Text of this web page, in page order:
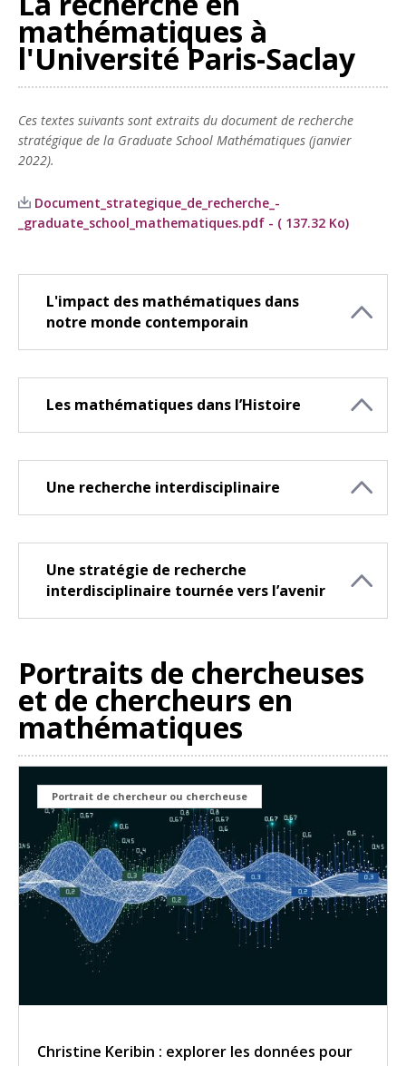
mathématiques à
l'Université Paris-Saclay
Ces textes suivants sont extraits du document de recherche
stratégique de la Graduate School Mathématiques (janvier
2022).
Document_strategique_de_recherche_-
_graduate_school_mathematiques.pdf - ( 137.32 Ko)
L'impact des mathématiques dans
notre monde contemporain
Les mathématiques dans l’Histoire
Une recherche interdisciplinaire
Une stratégie de recherche
interdisciplinaire tournée vers l’avenir
Portraits de chercheuses
et de chercheurs en
mathématiques
Portrait de chercheur ou chercheuse
Christine Keribin : explorer les données pour